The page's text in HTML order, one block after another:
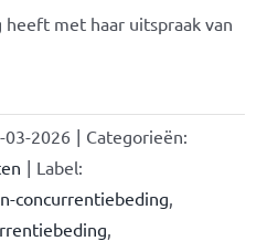
heeft met haar uitspraak van
03-2026 | Categorieën:
| Label:
concurrentiebeding